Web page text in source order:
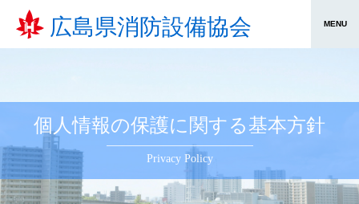
広島県消防設備協会
個人情報の保護に関する基本方針
Privacy Policy